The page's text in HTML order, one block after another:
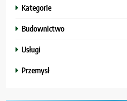
Kategorie
Budownictwo
Usługi
Przemysł